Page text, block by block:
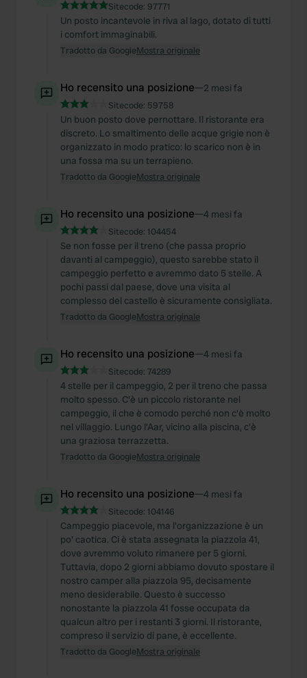
Sitecode: 97771
Un posto incantevole in riva al lago, dotato di tutti
i comfort immaginabili.
Tradotto da GoogleMostra originale
Ho recensito una posizione—2 mesi fa
Sitecode: 59758
Un buon posto dove pernottare. Il ristorante era
discreto. Lo smaltimento delle acque grigie non è
organizzato in modo pratico: lo scarico non è in
una fossa ma su un terrapieno.
Tradotto da GoogleMostra originale
Ho recensito una posizione—4 mesi fa
Sitecode: 104454
Se non fosse per il treno (che passa proprio
davanti al campeggio), questo sarebbe stato il
campeggio perfetto e avremmo dato 5 stelle. A
pochi passi dal paese, dove una visita al
complesso del castello è sicuramente consigliata.
Tradotto da GoogleMostra originale
Ho recensito una posizione—4 mesi fa
Sitecode: 74289
4 stelle per il campeggio, 2 per il treno che passa
molto spesso. C'è un piccolo ristorante nel
campeggio, il che è comodo perché non c'è molto
nel villaggio. Lungo l'Aar, vicino alla piscina, c'è
una graziosa terrazzetta.
Tradotto da GoogleMostra originale
Ho recensito una posizione—4 mesi fa
Sitecode: 104146
Campeggio piacevole, ma l'organizzazione è un
po' caotica. Ci è stata assegnata la piazzola 41,
dove avremmo voluto rimanere per 5 giorni.
Tuttavia, dopo 2 giorni abbiamo dovuto spostare il
nostro camper alla piazzola 95, decisamente
meno desiderabile. Questo è successo
nonostante la piazzola 41 fosse occupata da
qualcun altro per i restanti 3 giorni. Il ristorante,
compreso il servizio di pane, è eccellente.
Tradotto da GoogleMostra originale